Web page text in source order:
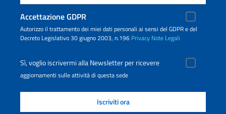
Accettazione GDPR
Autorizzo il trattamento dei miei dati personali ai sensi del GDPR e del
Decreto Legislativo 30 giugno 2003, n.196 Privacy Note Legali
Sì, voglio iscrivermi alla Newsletter per ricevere
aggiornamenti sulle attività di questa sede